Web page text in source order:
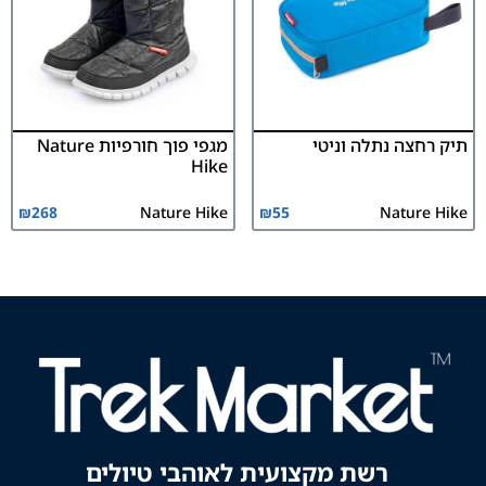
תיק רחצה נתלה וניטי
Nature Hike
₪55
מגפי פוך חורפיות Nature
Hike
Nature Hike
₪268
רשת מקצועית לאוהבי טיולים